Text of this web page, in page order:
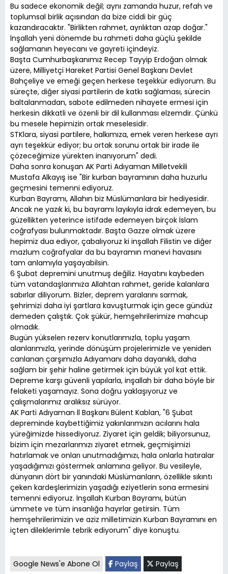
Bu sadece ekonomik değil; aynı zamanda huzur, refah ve
toplumsal birlik açısından da bize ciddi bir güç
kazandıracaktır. "Birlikten rahmet, ayrılıktan azap doğar."
İnşallah yeni dönemde bu rahmeti daha güçlü şekilde
sağlamanın heyecanı ve gayreti içindeyiz.
Başta Cumhurbaşkanımız Recep Tayyip Erdoğan olmak
üzere, Milliyetçi Hareket Partisi Genel Başkanı Devlet
Bahçeliye ve emeği geçen herkese teşekkür ediyorum. Bu
süreçte, diğer siyasi partilerin de katkı sağlaması, sürecin
baltalanmadan, sabote edilmeden nihayete ermesi için
herkesin dikkatli ve özenli bir dil kullanması elzemdir. Çünkü
bu mesele hepimizin ortak meselesidir.
STKlara, siyasi partilere, halkımıza, emek veren herkese ayrı
ayrı teşekkür ediyor; bu ortak sorunu ortak bir irade ile
çözeceğimize yürekten inanıyorum" dedi.
Daha sonra konuşan AK Parti Adıyaman Milletvekili
Mustafa Alkayış ise "Bir kurban bayramının daha huzurlu
geçmesini temenni ediyoruz.
Kurban Bayramı, Allahın biz Müslümanlara bir hediyesidir.
Ancak ne yazık ki, bu bayramı layıkıyla idrak edemeyen, bu
güzellikten yeterince istifade edemeyen birçok İslam
coğrafyası bulunmaktadır. Başta Gazze olmak üzere
hepimiz dua ediyor, çabalıyoruz ki inşallah Filistin ve diğer
mazlum coğrafyalar da bu bayramın manevi havasını
tam anlamıyla yaşayabilsin.
6 Şubat depremini unutmuş değiliz. Hayatını kaybeden
tüm vatandaşlarımıza Allahtan rahmet, geride kalanlara
sabırlar diliyorum. Bizler, deprem yaralarını sarmak,
şehrimizi daha iyi şartlara kavuşturmak için gece gündüz
demeden çalıştık. Çok şükür, hemşehrilerimize mahcup
olmadık.
Bugün yükselen rezerv konutlarımızla, toplu yaşam
alanlarımızla, yerinde dönüşüm projelerimizle ve yeniden
canlanan çarşımızla Adıyamanı daha dayanıklı, daha
sağlam bir şehir haline getirmek için büyük yol kat ettik.
Depreme karşı güvenli yapılarla, inşallah bir daha böyle bir
felaketi yaşamayız. Sona doğru yaklaşıyoruz ve
çalışmalarımız aralıksız sürüyor.
AK Parti Adıyaman İl Başkanı Bülent Kablan, "6 Şubat
depreminde kaybettiğimiz yakınlarımızın acılarını hala
yüreğimizde hissediyoruz. Ziyaret için geldik; biliyorsunuz,
bizim için mezarlarımızı ziyaret etmek, geçmişimizi
hatırlamak ve onları unutmadığımızı, hala onlarla hatıralar
yaşadığımızı göstermek anlamına geliyor. Bu vesileyle,
dünyanın dört bir yanındaki Müslümanların, özellikle sıkıntı
çeken kardeşlerimizin yaşadığı eziyetlerin sona ermesini
temenni ediyoruz. İnşallah Kurban Bayramı, bütün
ümmete ve tüm insanlığa hayırlar getirsin. Tüm
hemşehrilerimizin ve aziz milletimizin Kurban Bayramını en
içten dileklerimle tebrik ediyorum" diye konuştu.
Google News'e Abone Ol Paylaş
Paylaş